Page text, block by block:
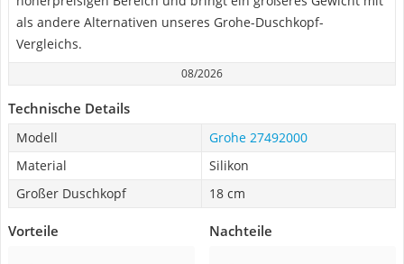
als andere Alternativen unseres Grohe-Duschkopf-
Vergleichs.
08/2026
Technische Details
Modell
Grohe 27492000
Material
Silikon
Großer Duschkopf
18 cm
Vorteile Nachteile